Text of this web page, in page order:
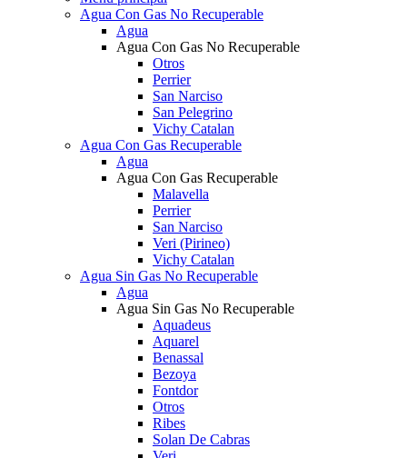
Agua Con Gas No Recuperable
Agua
Agua Con Gas No Recuperable
Otros
Perrier
San Narciso
San Pelegrino
Vichy Catalan
Agua Con Gas Recuperable
Agua
Agua Con Gas Recuperable
Malavella
Perrier
San Narciso
Veri (Pirineo)
Vichy Catalan
Agua Sin Gas No Recuperable
Agua
Agua Sin Gas No Recuperable
Aquadeus
Aquarel
Benassal
Bezoya
Fontdor
Otros
Ribes
Solan De Cabras